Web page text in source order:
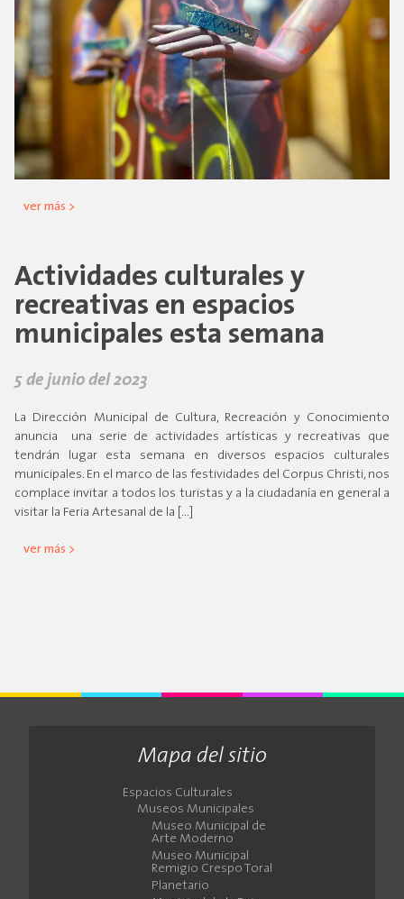
ver más >
Actividades culturales y
recreativas en espacios
municipales esta semana
5 de junio del 2023
La Dirección Municipal de Cultura, Recreación y Conocimiento
anuncia una serie de actividades artísticas y recreativas que
tendrán lugar esta semana en diversos espacios culturales
municipales. En el marco de las festividades del Corpus Christi, nos
complace invitar a todos los turistas y a la ciudadanía en general a
visitar la Feria Artesanal de la […]
ver más >
Mapa del sitio
Espacios Culturales
Museos Municipales
Museo Municipal de
Arte Moderno
Museo Municipal
Remigio Crespo Toral
Planetario